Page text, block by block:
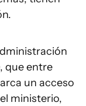
que entre
un acceso
ministerio,